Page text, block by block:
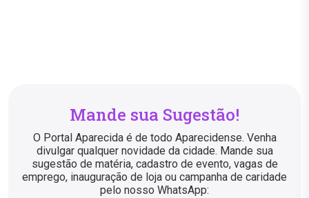
Mande sua Sugestão!
O Portal Aparecida é de todo Aparecidense. Venha
divulgar qualquer novidade da cidade. Mande sua
sugestão de matéria, cadastro de evento, vagas de
emprego, inauguração de loja ou campanha de caridade
pelo nosso WhatsApp: